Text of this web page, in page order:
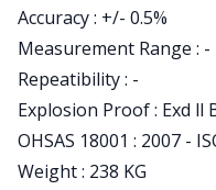
Accuracy : +/- 0.5%
Measurement Range : -
Repeatibility : -
Explosion Proof : Exd ll
OHSAS 18001 : 2007 -
Weight : 238 KG